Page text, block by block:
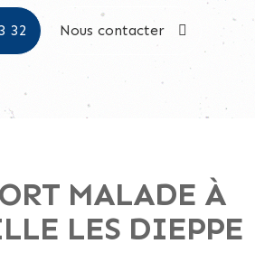
32 Nous contacter
MALADE À
LES DIEPPE